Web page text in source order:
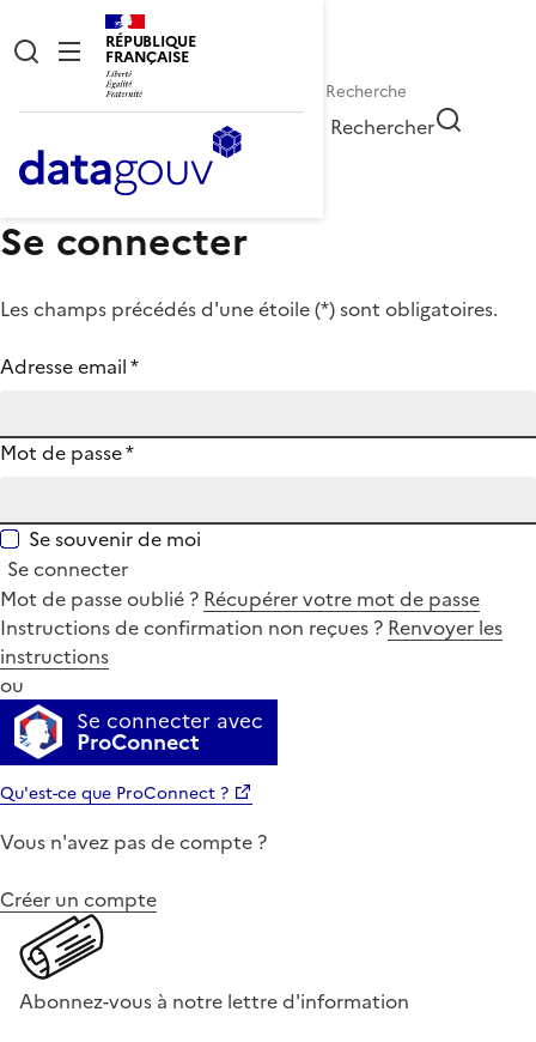
RÉPUBLIQUE
FRANÇAISE
Rechercher
Se connecter
Les champs précédés d'une étoile (*) sont obligatoires.
Adresse email*
Mot de passe*
Se souvenir de moi
Se connecter
Mot de passe oublié ? Récupérer votre mot de passe
Instructions de confirmation non reçues ? Renvoyer les
instructions
ou
Se connecter avec
ProConnect
Qu'est-ce que ProConnect ?
Vous n'avez pas de compte ?
Créer un compte
Abonnez-vous à notre lettre d'information